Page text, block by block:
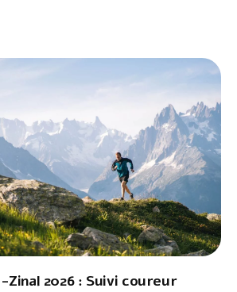
Zinal 2026 : Suivi coureur